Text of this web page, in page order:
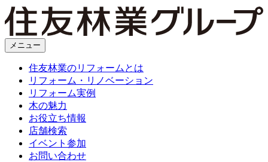
メニュー
住友林業のリフォームとは
リフォーム・リノベーション
リフォーム実例
木の魅力
お役立ち情報
店舗検索
イベント参加
お問い合わせ